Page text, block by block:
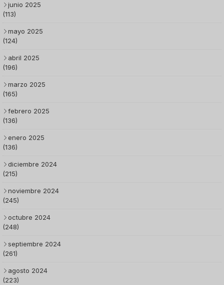
junio 2025
(113)
mayo 2025
(124)
abril 2025
(196)
marzo 2025
(165)
febrero 2025
(136)
enero 2025
(136)
diciembre 2024
(215)
noviembre 2024
(245)
octubre 2024
(248)
septiembre 2024
(261)
agosto 2024
(223)